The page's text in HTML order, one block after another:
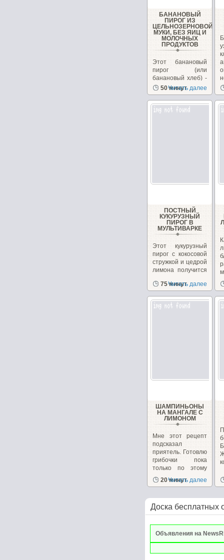
БАНАНОВЫЙ
ПИРОГ ИЗ
ЦЕЛЬНОЗЕРНОВОЙ
МУКИ, БЕЗ ЯИЦ И
МОЛОЧНЫХ
ПРОДУКТОВ
Этот банановый
пирог (или
банановый хлеб) -
довольно
популярный
десерт в Индии....
50 минут
Читать далее
ПОСТНЫЙ
КУКУРУЗНЫЙ
ПИРОГ В
МУЛЬТИВАРКЕ
Этот кукурузный
пирог с кокосовой
стружкой и цедрой
лимона получится
75 минут
Читать далее
ШАМПИНЬОНЫ
НА МАНГАЛЕ С
ЛИМОНОМ
Мне этот рецепт
подсказал
приятель. Готовлю
грибочки пока
только по этому
рецепту...
20 минут
Читать далее
Доска бесплатных
Объявления на